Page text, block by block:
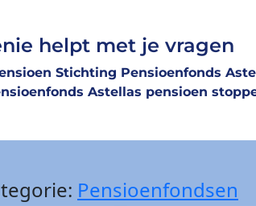
helpt met je vragen
Stichting Pensioenfonds
Astellas pensioen
Pensioenfondsen